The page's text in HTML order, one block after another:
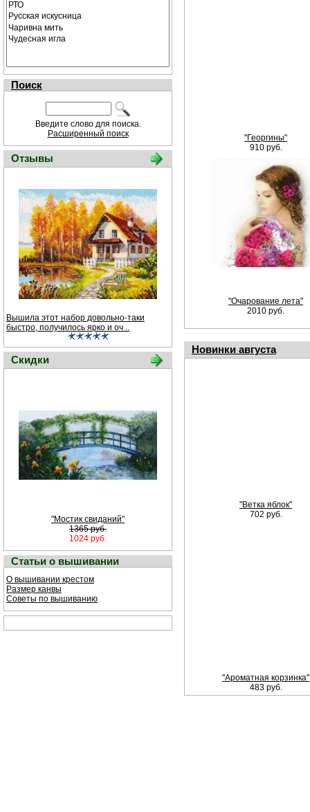
Поиск
Введите слово для поиска.
Расширенный поиск
Отзывы
Вышила этот набор довольно-таки
быстро, получилось ярко и оч ..
Скидки
"Мостик свиданий"
1365 руб.
1024 руб.
Статьи о вышивании
О вышивании крестом
Размер канвы
Советы по вышиванию
"Георгины"
910 руб.
"Очарование лета"
2010 руб.
Новинки августа
"Ветка яблок"
702 руб.
"Ароматная корзинка"
483 руб.